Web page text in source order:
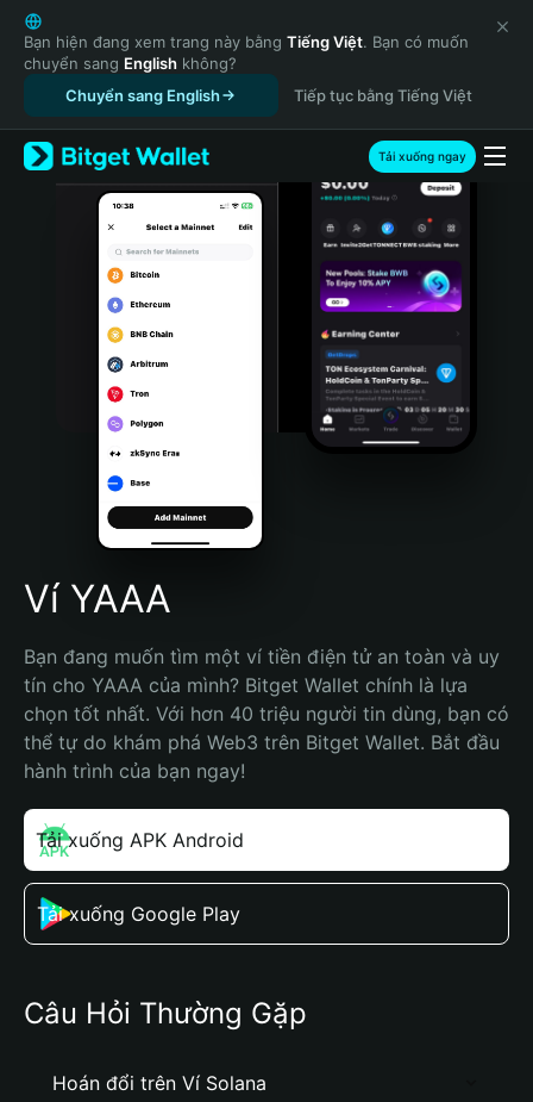
English
日本語
Tiếng Việt
Русский
Español (Latinoamérica)
Türkçe
Italiano
Português (Portugal)
Bahasa Indonesia
Português (Brasil)
Español (Argentina)
Bạn hiện đang xem trang này bằng Tiếng Việt. Bạn có muốn
chuyển sang English không?
Chuyển sang English
Tiếp tục bằng Tiếng Việt
Tải xuống ngay
Ví YAAA
Bạn đang muốn tìm một ví tiền điện tử an toàn và uy
tín cho YAAA của mình? Bitget Wallet chính là lựa
chọn tốt nhất. Với hơn 40 triệu người tin dùng, bạn có
thể tự do khám phá Web3 trên Bitget Wallet. Bắt đầu
hành trình của bạn ngay!
Tải xuống APK Android
Tải xuống Google Play
Câu Hỏi Thường Gặp
Hoán đổi trên Ví Solana